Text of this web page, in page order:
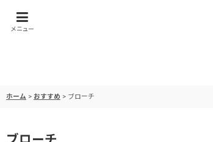
メニュー
ホーム > おすすめ > ブローチ